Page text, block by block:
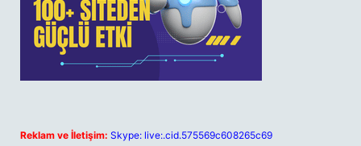
Reklam ve İletişim: Skype: live:.cid.575569c608265c69